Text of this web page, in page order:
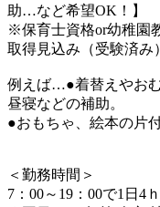
助…など希望OK！】
※保育士資格or幼稚園
取得見込み（受験済み
例えば…●着替えやお
昼寝などの補助。
●おもちゃ、絵本の片
＜勤務時間＞
7：00～19：00で1日4